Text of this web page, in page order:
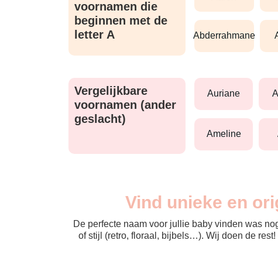
voornamen die
beginnen met de
letter A
abderrahmane
Vergelijkbare
voornamen (ander
geslacht)
auriane
ameline
Vind unieke en
De perfecte naam voor jullie baby vinden was
of stijl (retro, floraal, bijbels…). Wij doen de